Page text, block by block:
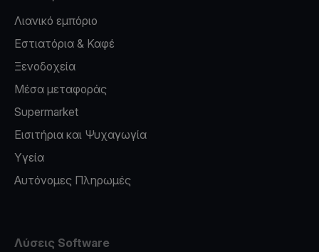
Λιανικό εμπόριο
Εστιατόρια & Καφέ
Ξενοδοχεία
Μέσα μεταφοράς
Supermarket
Εισιτήρια και Ψυχαγωγία
Υγεία
Αυτόνομες Πληρωμές
Λύσεις Software